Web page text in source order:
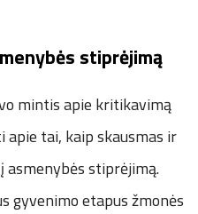
stiprėjimą
mintis apie kritikavimą
apie tai, kaip skausmas ir
stiprėjimą.
gyvenimo etapus žmonės